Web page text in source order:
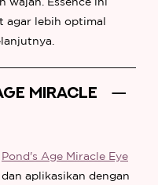
wajah. Essence ini
agar lebih optimal
MIRACLE
Pond's Age Miracle Eye
aplikasikan dengan